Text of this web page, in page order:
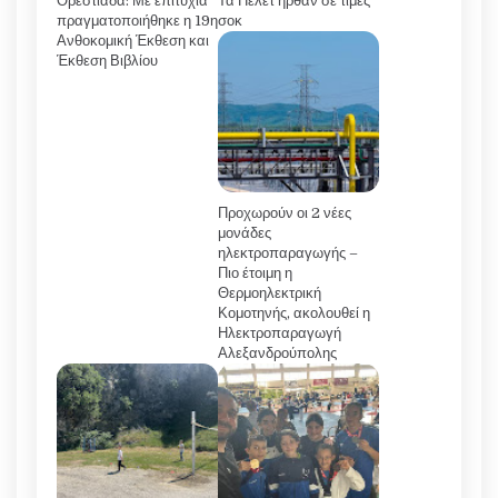
πραγματοποιήθηκε η 19η
Ανθοκομική Έκθεση και
Έκθεση Βιβλίου
σοκ
Προχωρούν οι 2 νέες
μονάδες
ηλεκτροπαραγωγής –
Πιο έτοιμη η
Θερμοηλεκτρική
Κομοτηνής, ακολουθεί η
Ηλεκτροπαραγωγή
Αλεξανδρούπολης